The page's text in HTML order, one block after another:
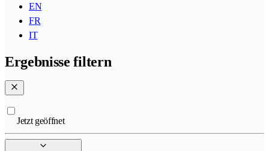
EN
FR
IT
Ergebnisse filtern
Jetzt geöffnet